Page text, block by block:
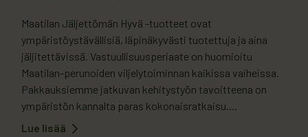
Maatilan Jäljettömän Hyvä -tuotteet ovat
ympäristöystävällisiä, läpinäkyvästi tuotettuja ja aina
jäljitettävissä. Vastuullisuusperiaate on huomioitu
Maatilan-perunoiden viljelytoiminnan kaikissa vaiheissa.
Pakkauksiemme jatkuvan kehitystyön tavoitteena on
ympäristön kannalta paras kokonaisratkaisu.
Kuluttajapakkauksissa käytämme muovia, koska se
Lue lisää
: